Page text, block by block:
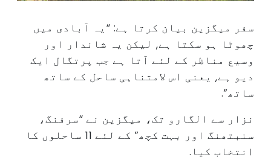
سفر میگزین بیان کرتا ہے: “یہ آبادی میں
چھوٹا ہو سکتا ہے, لیکن یہ شاندار اور
وسیع مناظر کے لئے آتا ہے جب پرتگال ایک
دیو ہے, یعنی اس لامتناہی ساحل کے ساتھ
ساتھ”.
نزار سے الگارو تک، میگزین نے “سرفنگ،
سنبتھنگ اور بہت کچھ” کے لئے 11 ساحلوں کا
انتخاب کیا.